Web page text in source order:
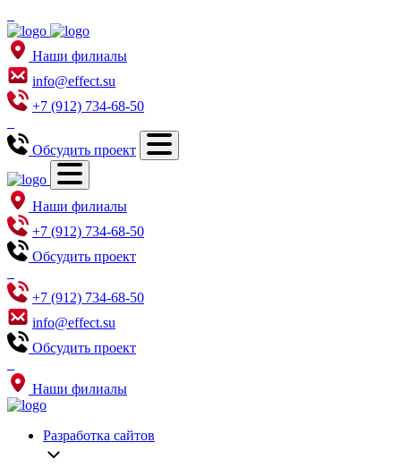
Наши филиалы
info@effect.su
+7 (912) 734-68-50
Обсудить проект
Наши филиалы
+7 (912) 734-68-50
Обсудить проект
+7 (912) 734-68-50
info@effect.su
Обсудить проект
Наши филиалы
Разработка сайтов